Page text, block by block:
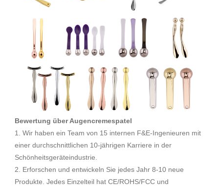
Bewertung über Augencremespatel
1. Wir haben ein Team von 15 internen F&E-Ingenieuren mit
einer durchschnittlichen 10-jährigen Karriere in der
Schönheitsgeräteindustrie.
2. Erforschen und entwickeln Sie jedes Jahr 8-10 neue
Produkte. Jedes Einzelteil hat CE/ROHS/FCC und